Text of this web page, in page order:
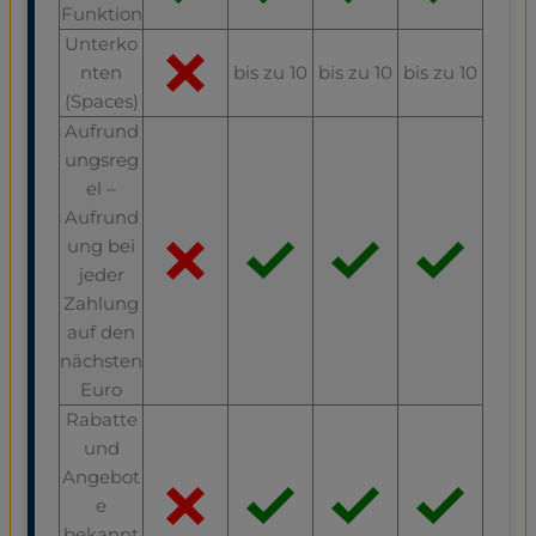
Funktion
Unterko
nten
(Spaces)
bis zu 10 bis zu 10 bis zu 10
Aufrund
ungsreg
el –
Aufrund
ung bei
jeder
Zahlung
auf den
nächsten
Euro
Rabatte
und
Angebot
e